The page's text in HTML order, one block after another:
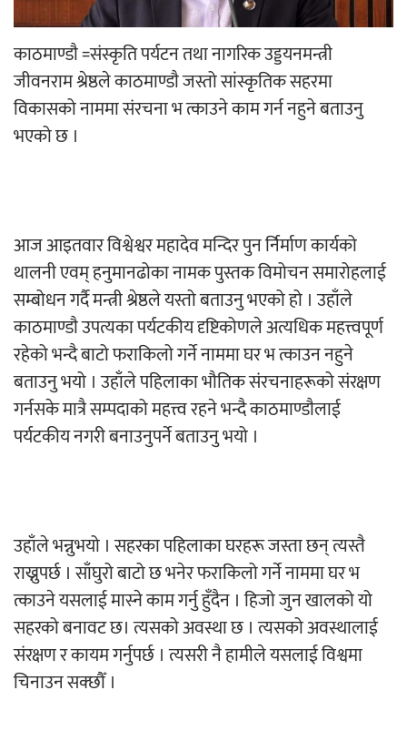
हलमा छैन ‘गौँथली’को टिकट
‘आइतबारको अफिस’ को परिचर्चा सम्पन्न
अर्जुन चन्द्रको ‘संवेदनाका प्रतिध्वनि’
मुक्तकसङ्ग्रह लोकार्पण
चलचित्र ‘माया भनेकै यस्तो होला’को शीर्ष गीत
काठमाण्डाै =संस्कृति पर्यटन तथा नागरिक उड्डयनमन्त्री
जीवनराम श्रेष्ठले काठमाण्डाै जस्तो सांस्कृतिक सहरमा
विकासको नाममा संरचना भ त्काउने काम गर्न नहुने बताउनु
भएको छ ।
आज आइतवार विश्वेश्वर महादेव मन्दिर पुन र्निर्माण कार्यको
थालनी एवम् हनुमानढोका नामक पुस्तक विमोचन समारोहलाई
सम्बोधन गर्दै मन्त्री श्रेष्ठले यस्तो बताउनु भएको हो । उहाँले
काठमाण्डाै उपत्यका पर्यटकीय दृष्टिकोणले अत्यधिक महत्त्वपूर्ण
रहेको भन्दै बाटो फराकिलो गर्ने नाममा घर भ त्काउन नहुने
बताउनु भयो । उहाँले पहिलाका भौतिक संरचनाहरूको संरक्षण
गर्नसके मात्रै सम्पदाको महत्त्व रहने भन्दै काठमाण्डाैलाई
पर्यटकीय नगरी बनाउनुपर्ने बताउनु भयो ।
उहाँले भन्नुभयो । सहरका पहिलाका घरहरू जस्ता छन् त्यस्तै
राख्नुपर्छ । साँघुरो बाटो छ भनेर फराकिलो गर्ने नाममा घर भ
त्काउने यसलाई मास्ने काम गर्नु हुँदैन । हिजो जुन खालको यो
सहरको बनावट छ। त्यसको अवस्था छ । त्यसको अवस्थालाई
संरक्षण र कायम गर्नुपर्छ । त्यसरी नै हामीले यसलाई विश्वमा
चिनाउन सक्छौँ ।